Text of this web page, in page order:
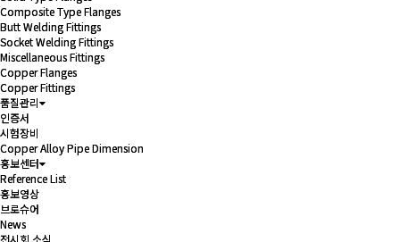
Composite Type Flanges
Butt Welding Fittings
Socket Welding Fittings
Miscellaneous Fittings
Copper Flanges
Copper Fittings
품질관리
인증서
시험장비
Copper Alloy Pipe Dimension
홍보센터
Reference List
홍보영상
브로슈어
News
전시회 소식
Composite Type Flanges
Butt Welding Fittings
Socket Welding Fittings
Miscellaneous Fittings
Copper Flanges
Copper Fittings
품질관리
인증서
시험장비
Copper Alloy Pipe Dimension
홍보센터
Reference List
홍보영상
브로슈어
News
전시회 소식